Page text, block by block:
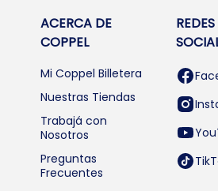
ACERCA DE
COPPEL
Mi Coppel Billetera
Nuestras Tiendas
Trabajá con
Nosotros
Preguntas
Frecuentes
REDES